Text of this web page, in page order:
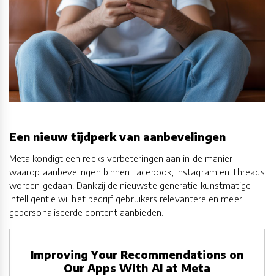
Een nieuw tijdperk van aanbevelingen
Meta kondigt een reeks verbeteringen aan in de manier
waarop aanbevelingen binnen Facebook, Instagram en Threads
worden gedaan. Dankzij de nieuwste generatie kunstmatige
intelligentie wil het bedrijf gebruikers relevantere en meer
gepersonaliseerde content aanbieden.
Improving Your Recommendations on
Our Apps With AI at Meta